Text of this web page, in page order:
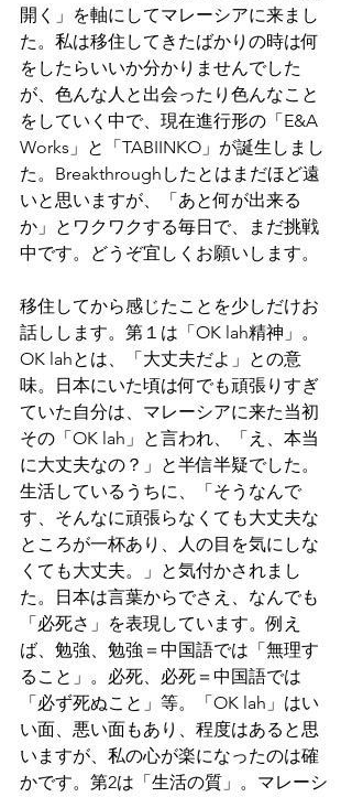
開く」を軸にしてマレーシアに来まし
た。私は移住してきたばかりの時は何
をしたらいいか分かりませんでした
が、色んな人と出会ったり色んなこと
をしていく中で、現在進行形の「E&A
Works」と「TABIINKO」が誕生しまし
た。Breakthroughしたとはまだほど遠
いと思いますが、「あと何が出来る
か」とワクワクする毎日で、まだ挑戦
中です。どうぞ宜しくお願いします。
移住してから感じたことを少しだけお
話しします。第１は「OK lah精神」。
OK lahとは、「大丈夫だよ」との意
味。日本にいた頃は何でも頑張りすぎ
ていた自分は、マレーシアに来た当初
その「OK lah」と言われ、「え、本当
に大丈夫なの？」と半信半疑でした。
生活しているうちに、「そうなんで
す、そんなに頑張らなくても大丈夫な
ところが一杯あり、人の目を気にしな
くても大丈夫。」と気付かされまし
た。日本は言葉からでさえ、なんでも
「必死さ」を表現しています。例え
ば、勉強、勉強＝中国語では「無理す
ること」。必死、必死＝中国語では
「必ず死ぬこと」等。「OK lah」はい
い面、悪い面もあり、程度はあると思
いますが、私の心が楽になったのは確
かです。第2は「生活の質」。マレーシ